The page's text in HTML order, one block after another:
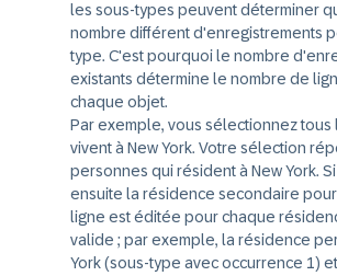
les sous-types peuvent déterminer
nombre différent d'enregistrements
type. C'est pourquoi le nombre
existants détermine le nombre de
chaque objet.
Par exemple, vous sélectionnez
vivent à New York. Votre sélection
personnes qui résident à New York.
ensuite la résidence secondaire
ligne est éditée pour chaque
valide ; par exemple, la résidence
York (sous-type avec occurrence 1)